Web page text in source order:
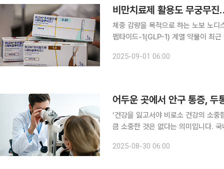
비만치료제 활용도 무궁무
체중 감량을 목적으로 하는 노보 노디
펩타이드-1(GLP-1) 계열 약물이 최근
2025-09-01 06:00
어두운 곳에서 안구 통증,
‘건강을 잃고서야 비로소 건강의 소
큼 소중한 것은 없다는 의미입니다.
3대 실명 질환인 녹내장은 특별한 자
2025-08-30 06:00